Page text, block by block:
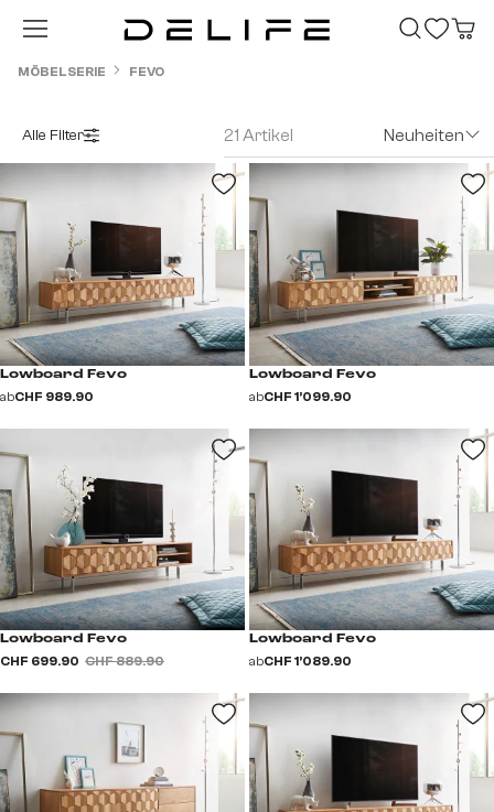
Zum Hauptinhalt springen
MÖBELSERIE FEVO
Alle Filter 21 Artikel Neuheiten
Lowboard Fevo
abCHF 989.90
Lowboard Fevo
abCHF 1’099.90
Lowboard Fevo
CHF 699.90 CHF 889.90
Lowboard Fevo
abCHF 1’089.90